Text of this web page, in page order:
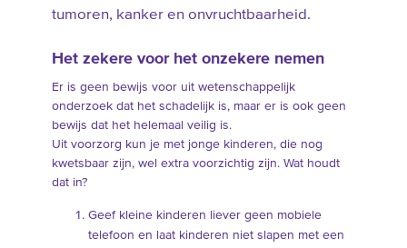
tumoren, kanker en onvruchtbaarheid.
Het zekere voor het onzekere nemen
Er is geen bewijs voor uit wetenschappelijk
onderzoek dat het schadelijk is, maar er is ook geen
bewijs dat het helemaal veilig is.
Uit voorzorg kun je met jonge kinderen, die nog
kwetsbaar zijn, wel extra voorzichtig zijn. Wat houdt
dat in?
Geef kleine kinderen liever geen mobiele
telefoon en laat kinderen niet slapen met een